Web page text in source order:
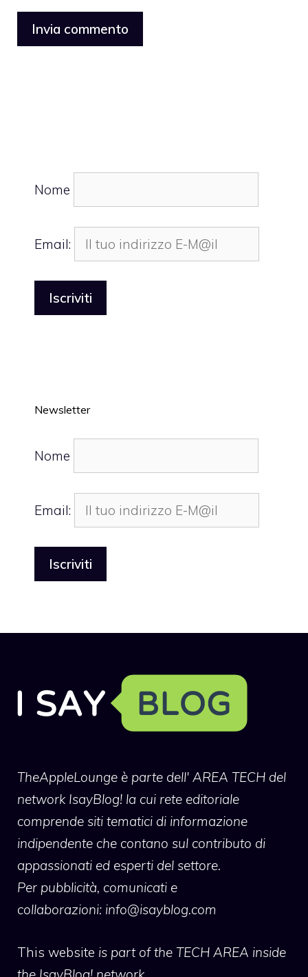
Nome
Email:
Newsletter
Nome
Email:
TheAppleLounge è parte dell' AREA TECH del
network IsayBlog! la cui rete editoriale
comprende siti tematici di informazione
indipendente che contano sul contributo di
appassionati ed esperti del settore.
Per pubblicità, comunicati e
collaborazioni: info@isayblog.com
This website is part of the TECH AREA inside